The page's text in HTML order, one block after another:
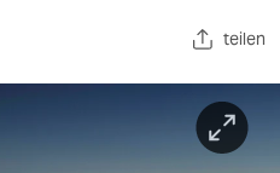
teilen